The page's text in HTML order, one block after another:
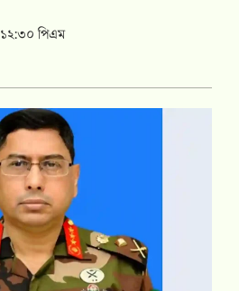
১২:৩০ পিএম